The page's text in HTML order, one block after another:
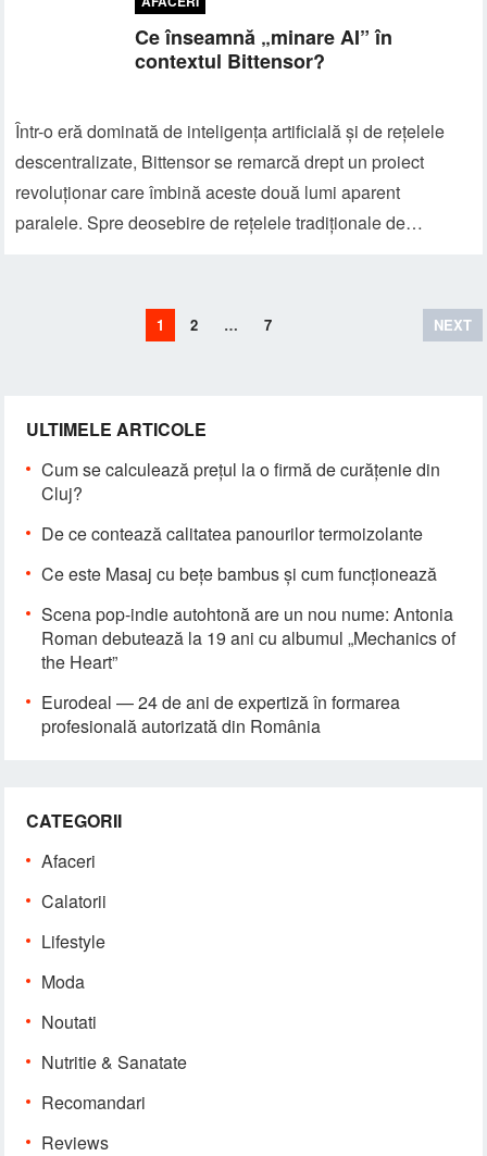
Ce înseamnă „minare AI” în
contextul Bittensor?
Într-o eră dominată de inteligența artificială și de rețelele
descentralizate, Bittensor se remarcă drept un proiect
revoluționar care îmbină aceste două lumi aparent
paralele. Spre deosebire de rețelele tradiționale de…
1 2 … 7 NEXT
ULTIMELE ARTICOLE
Cum se calculează prețul la o firmă de curățenie din
Cluj?
De ce contează calitatea panourilor termoizolante
Ce este Masaj cu bețe bambus și cum funcționează
Scena pop-indie autohtonă are un nou nume: Antonia
Roman debutează la 19 ani cu albumul „Mechanics of
the Heart”
Eurodeal — 24 de ani de expertiză în formarea
profesională autorizată din România
CATEGORII
Afaceri
Calatorii
Lifestyle
Moda
Noutati
Nutritie & Sanatate
Recomandari
Reviews